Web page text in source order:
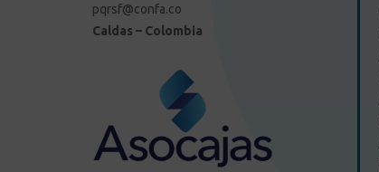
pqrsf@confa.co
Caldas – Colombia